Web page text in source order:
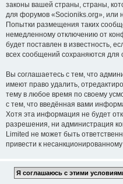
законы вашей страны, страны,
для форумов «Socioniks.org», или
Попытки размещения таких
немедленному отключению от
будет поставлен в известность,
всех сообщений сохраняются
Вы соглашаетесь с тем, что
имеют право удалить,
тему в любое время по своему
с тем, что введённая вами
Хотя эта информация не будет
разрешения, ни администрация
Limited не может быть
привести к